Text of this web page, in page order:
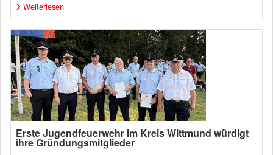
Weiterlesen
Erste Jugendfeuerwehr im Kreis Wittmund würdigt
ihre Gründungsmitglieder